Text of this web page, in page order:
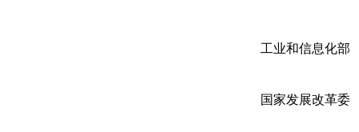
工业和信息化部
国家发展改革委